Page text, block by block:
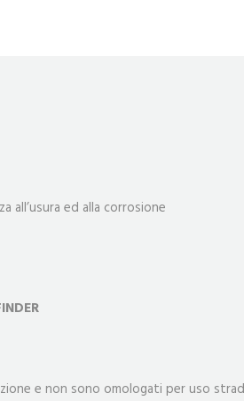
all’usura ed alla corrosione
e non sono omologati per uso